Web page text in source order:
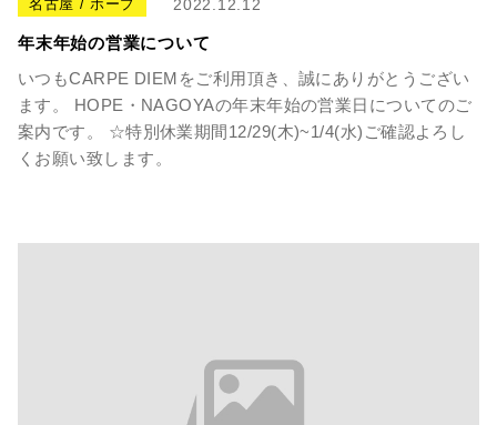
名古屋 / ホープ 2022.12.12
年末年始の営業について
いつもCARPE DIEMをご利用頂き、誠にありがとうござい
ます。 HOPE・NAGOYAの年末年始の営業日についてのご
案内です。 ☆特別休業期間12/29(木)~1/4(水)ご確認よろし
くお願い致します。